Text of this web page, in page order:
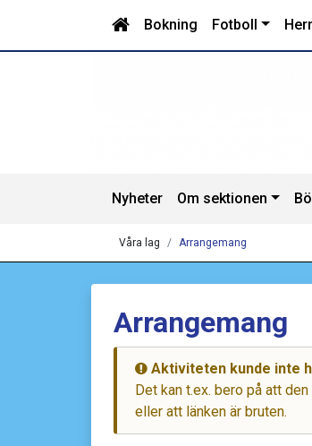
Bokning Fotboll
Nyheter Om sektionen
Våra lag Arrangemang
Arrangemang
Aktiviteten kunde inte
Det kan t.ex. bero på att
eller att länken är bruten.